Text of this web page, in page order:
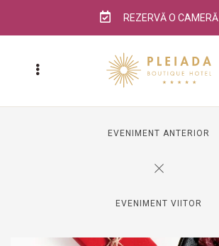
REZERVĂ O CAMERĂ
EVENIMENT ANTERIOR
EVENIMENT VIITOR